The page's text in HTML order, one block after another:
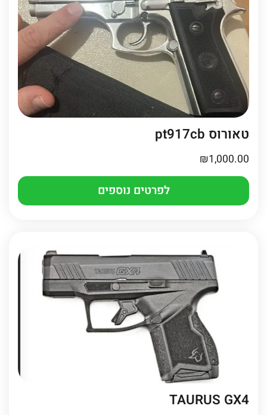
טאורוס pt917cb
₪1,000.00
לפרטים נוספים
TAURUS GX4